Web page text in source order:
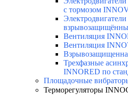
с тормозом
Вентиляция
Вентиляция
Трехфазные
INNORED по
Площадочные
Терморегуляторы